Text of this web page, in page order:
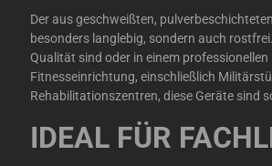
Der aus geschweißten,
besonders langlebig, sondern auch
Qualität sind oder in einem
Fitnesseinrichtung, einschließlich
Rehabilitationszentren, diese Geräte sind
IDEAL FÜR